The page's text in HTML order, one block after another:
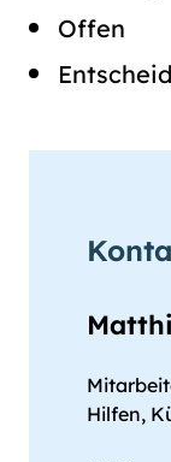
Offen
Hilfen,